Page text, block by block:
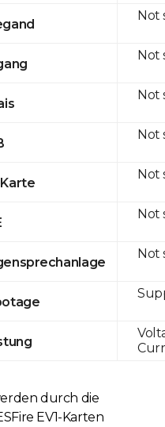
Not
Not
Not
Not
Not
Not
Not
durch die
EV1-Karten